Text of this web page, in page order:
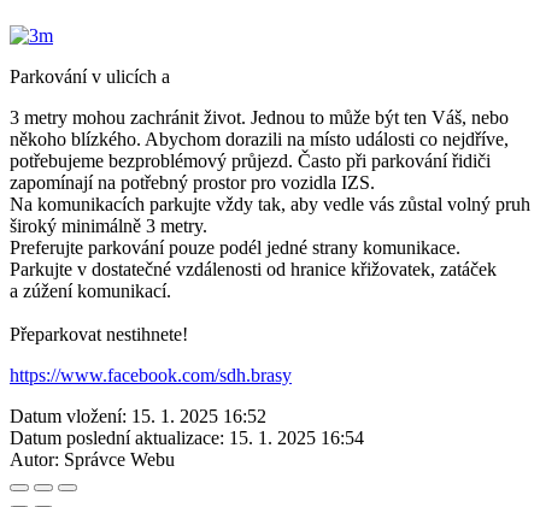
Parkování v ulicích a
3 metry mohou zachránit život. Jednou to může být ten Váš, nebo
někoho blízkého. Abychom dorazili na místo události co nejdříve,
potřebujeme bezproblémový průjezd. Často při parkování řidiči
zapomínají na potřebný prostor pro vozidla IZS.
Na komunikacích parkujte vždy tak, aby vedle vás zůstal volný pruh
široký minimálně 3 metry.
Preferujte parkování pouze podél jedné strany komunikace.
Parkujte v dostatečné vzdálenosti od hranice křižovatek, zatáček
a zúžení komunikací.
Přeparkovat nestihnete!
https://www.facebook.com/sdh.brasy
Datum vložení: 15. 1. 2025 16:52
Datum poslední aktualizace: 15. 1. 2025 16:54
Autor: Správce Webu